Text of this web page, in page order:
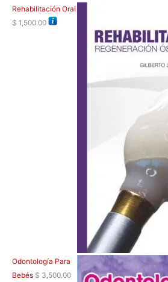
Rehabilitación Oral
$ 1,500.00
Odontología Para
Bebés $ 3,500.00